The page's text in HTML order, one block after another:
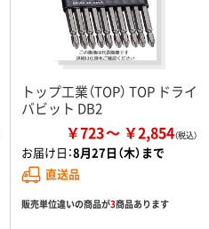
トップ工業（TOP） TOP ドライ
バビット DB2
￥723 ￥2,854
お届け日：8月27日（木）まで
直送品
販売単位違いの商品が3商品あります